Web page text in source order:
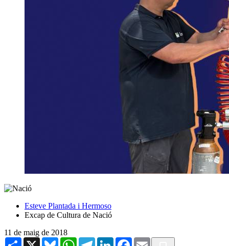
Esteve Plantada i Hermoso
Excap de Cultura de Nació
11 de maig de 2018
Share X BlueskyWhatsAppTelegramLinkedInFacebook
Email